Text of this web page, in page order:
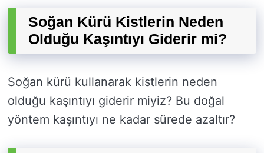
Soğan Kürü Kistlerin Neden
Olduğu Kaşıntıyı Giderir mi?
Soğan kürü kullanarak kistlerin neden
olduğu kaşıntıyı giderir miyiz? Bu doğal
yöntem kaşıntıyı ne kadar sürede azaltır?